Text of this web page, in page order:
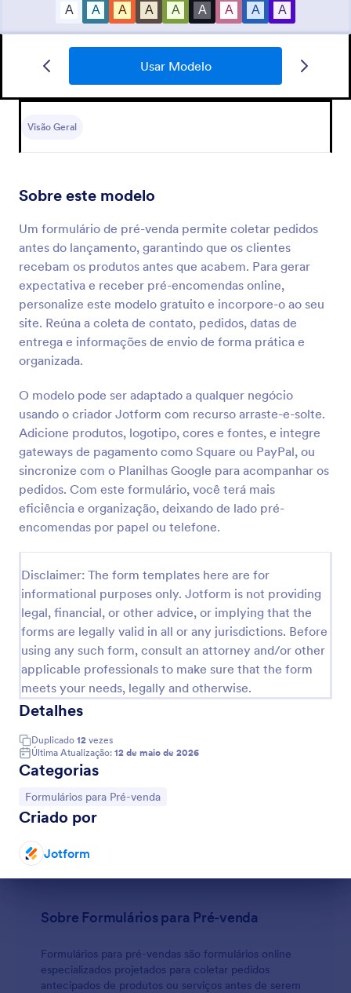
Usar Modelo
Visão Geral
Sobre este modelo
Um formulário de pré-venda permite coletar pedidos
antes do lançamento, garantindo que os clientes
recebam os produtos antes que acabem. Para gerar
expectativa e receber pré-encomendas online,
personalize este modelo gratuito e incorpore-o ao seu
site. Reúna a coleta de contato, pedidos, datas de
entrega e informações de envio de forma prática e
organizada.
O modelo pode ser adaptado a qualquer negócio
usando o criador Jotform com recurso arraste-e-solte.
Adicione produtos, logotipo, cores e fontes, e integre
gateways de pagamento como Square ou PayPal, ou
sincronize com o Planilhas Google para acompanhar os
pedidos. Com este formulário, você terá mais
eficiência e organização, deixando de lado pré-
encomendas por papel ou telefone.
Disclaimer: The form templates here are for
informational purposes only. Jotform is not providing
legal, financial, or other advice, or implying that the
forms are legally valid in all or any jurisdictions. Before
using any such form, consult an attorney and/or other
applicable professionals to make sure that the form
meets your needs, legally and otherwise.
Detalhes
Duplicado 12 vezes
Última Atualização: 12 de maio de 2026
Categorias
Ir para Categoria:
Formulários para Pré-venda
Criado por
Jotform
Avaliação De Clube
Visualizar
Formulário De Pré Venda
Incorpore um modelo gratuito de Formulário de Pré-
Venda no site da sua loja e processe pré-
encomendas de produtos online instantaneamente.
Gratuito, fácil de personalizar e pronto para usar!
Go to Category:
Formulários para Pré-venda
Usar Modelo
Visualizar
Sobre Formulários para Pré-venda
Formulários para pré-vendas são formulários online
especializados projetados para coletar pedidos
antecipados de produtos ou serviços antes de serem